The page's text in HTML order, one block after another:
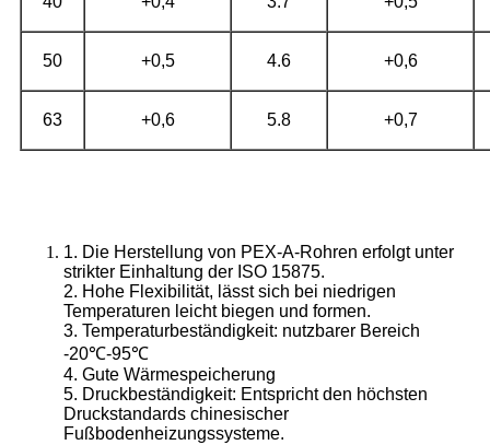
50 +0,5 4.6 +0,6
63 +0,6 5.8 +0,7
1. Die Herstellung von PEX-A-Rohren erfolgt unter
strikter Einhaltung der ISO 15875.
2. Hohe Flexibilität, lässt sich bei niedrigen
Temperaturen leicht biegen und formen.
3. Temperaturbeständigkeit: nutzbarer Bereich
-20℃-95℃
4. Gute Wärmespeicherung
5. Druckbeständigkeit: Entspricht den höchsten
Druckstandards chinesischer
Fußbodenheizungssysteme.